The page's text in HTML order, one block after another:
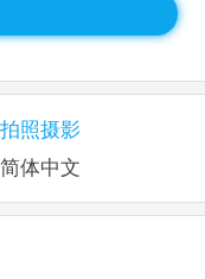
拍照摄影
简体中文